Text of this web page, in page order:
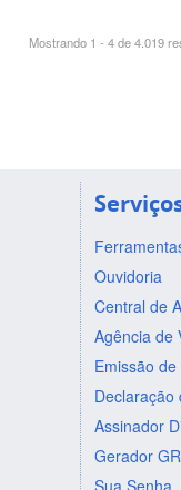
Mostrando 1 - 4 de 4.019
Ouvidoria
Central de
Agência de
Emissão
Declaração
Assinador
Gerador
Sua Senha